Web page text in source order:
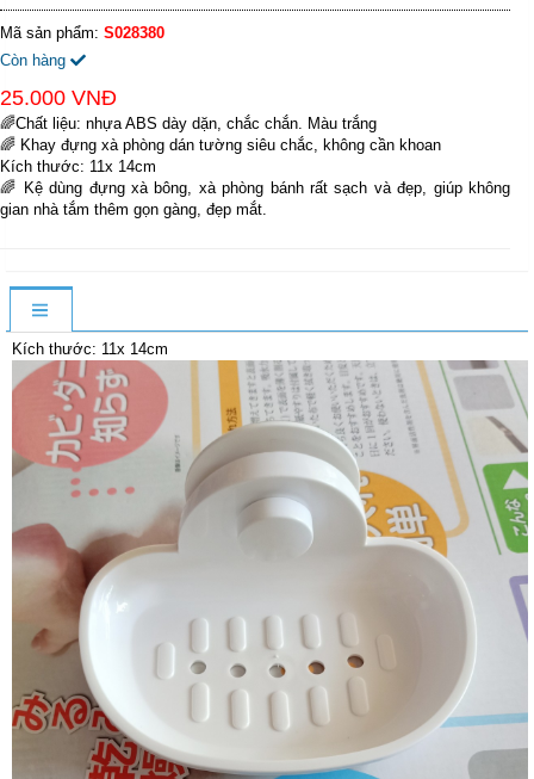
Mã sản phẩm: S028380
Còn hàng
25.000 VNĐ
🌈Chất liệu: nhựa ABS dày dặn, chắc chắn. Màu trắng
🌈 Khay đựng xà phòng dán tường siêu chắc, không cần khoan
Kích thước: 11x 14cm
🌈 Kệ dùng đựng xà bông, xà phòng bánh rất sạch và đẹp, giúp không
gian nhà tắm thêm gọn gàng, đẹp mắt.
Kích thước: 11x 14cm